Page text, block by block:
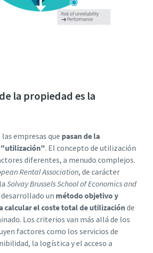
la propiedad es la
empresas que pasan de la
. El concepto de utilización
diferentes, a menudo complejos.
Rental Association, de carácter
Solvay Brussels School of Economics and
un método objetivo y
calcular el coste total de utilizaciónde
Los criterios van más allá de los
factores como los servicios de
la logística y el acceso a